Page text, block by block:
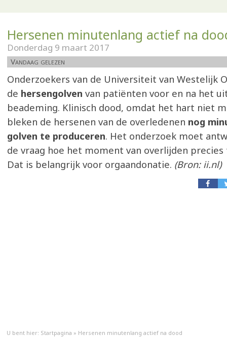
Hersenen minutenlang actief na
Donderdag 9 maart 2017
Vandaag gelezen
Onderzoekers van de Universiteit van Westelijk
de hersengolven van patiënten voor en na het
beademing. Klinisch dood, omdat het hart niet
bleken de hersenen van de overledenen nog
golven te produceren. Het onderzoek moet
de vraag hoe het moment van overlijden precies
Dat is belangrijk voor orgaandonatie. (Bron: ii.nl)
U bent hier: Startpagina » Hersenen minutenlang actief na dood